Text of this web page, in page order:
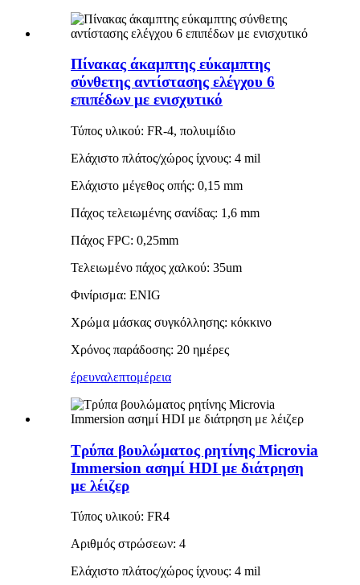
Πίνακας άκαμπτης εύκαμπτης
σύνθετης αντίστασης ελέγχου 6
επιπέδων με ενισχυτικό
Τύπος υλικού: FR-4, πολυιμίδιο
Ελάχιστο πλάτος/χώρος ίχνους: 4 mil
Ελάχιστο μέγεθος οπής: 0,15 mm
Πάχος τελειωμένης σανίδας: 1,6 mm
Πάχος FPC: 0,25mm
Τελειωμένο πάχος χαλκού: 35um
Φινίρισμα: ENIG
Χρώμα μάσκας συγκόλλησης: κόκκινο
Χρόνος παράδοσης: 20 ημέρες
έρευναλεπτομέρεια
Τρύπα βουλώματος ρητίνης Microvia
Immersion ασημί HDI με διάτρηση
με λέιζερ
Τύπος υλικού: FR4
Αριθμός στρώσεων: 4
Ελάχιστο πλάτος/χώρος ίχνους: 4 mil